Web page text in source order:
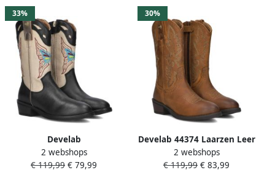
33%
Develab
44382~~~~~~~~~~~~~~~~~~~~~~~~~
MeisjesLaarzenKinderlaarsjes
2 webshops
€ 119,99 € 79,99
30%
Develab 44374 Laarzen Leer
Meisjes Cognac
2 webshops
€ 119,99 € 83,99